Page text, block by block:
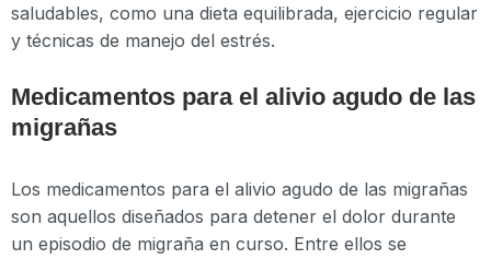
saludables, como una dieta equilibrada, ejercicio regular
y técnicas de manejo del estrés.
Medicamentos para el alivio agudo de las
migrañas
Los medicamentos para el alivio agudo de las migrañas
son aquellos diseñados para detener el dolor durante
un episodio de migraña en curso. Entre ellos se